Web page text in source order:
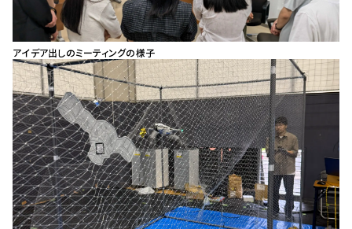
アイデア出しのミーティングの様子